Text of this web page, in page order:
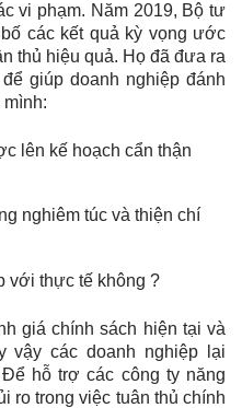
vi phạm. Năm 2019, Bộ tư
các kết quả kỳ vọng ước
thủ hiệu quả. Họ đã đưa ra
giúp doanh nghiệp đánh
lên kế hoạch cẩn thận
nghiêm túc và thiện chí
với thực tế không ?
giá chính sách hiện tại và
vậy các doanh nghiệp lại
hỗ trợ các công ty năng
ro trong việc tuân thủ chính